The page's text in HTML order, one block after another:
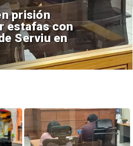
prisión
estafas con
Serviu en